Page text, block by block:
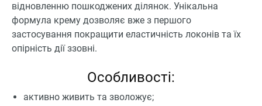
відновленню пошкоджених ділянок. Унікальна
формула крему дозволяє вже з першого
застосування покращити еластичність локонів та їх
опірність дії ззовні.
Особливості:
активно живить та зволожує;